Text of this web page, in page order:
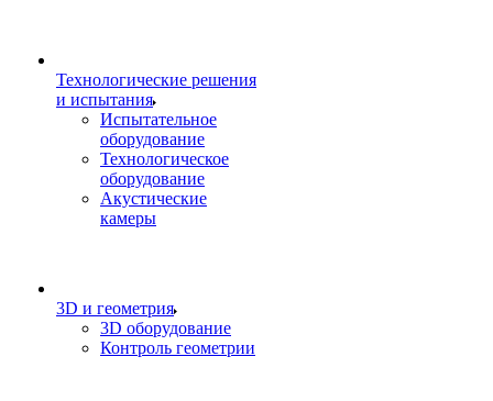
Технологические решения
и испытания
Испытательное
оборудование
Технологическое
оборудование
Акустические
камеры
3D и геометрия
3D оборудование
Контроль геометрии